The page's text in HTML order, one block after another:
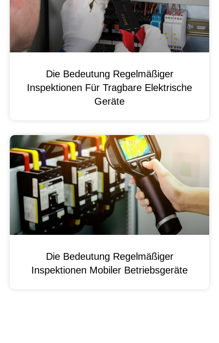
Die Bedeutung Regelmäßiger
Inspektionen Für Tragbare Elektrische
Geräte
Die Bedeutung Regelmäßiger
Inspektionen Mobiler Betriebsgeräte